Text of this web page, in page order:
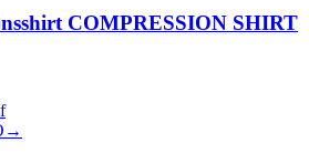
COMPRESSION SHIRT
→